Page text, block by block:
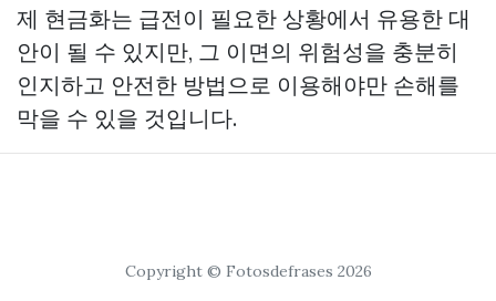
제 현금화는 급전이 필요한 상황에서 유용한 대
안이 될 수 있지만, 그 이면의 위험성을 충분히
인지하고 안전한 방법으로 이용해야만 손해를
막을 수 있을 것입니다.
Copyright © Fotosdefrases 2026